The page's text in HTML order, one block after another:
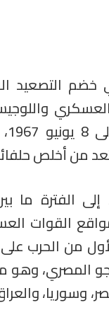
التصعيد
من أخلص
القوات
من الحرب على
الجو المصري،